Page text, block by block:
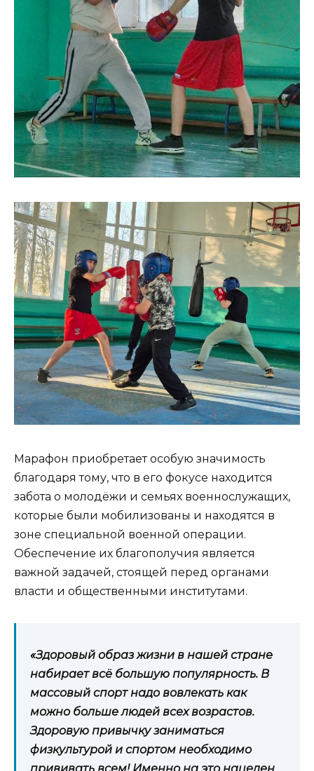
Марафон приобретает особую значимость
благодаря тому, что в его фокусе находится
забота о молодёжи и семьях военнослужащих,
которые были мобилизованы и находятся в
зоне специальной военной операции.
Обеспечение их благополучия является
важной задачей, стоящей перед органами
власти и общественными институтами.
«Здоровый образ жизни в нашей стране
набирает всё большую популярность. В
массовый спорт надо вовлекать как
можно больше людей всех возрастов.
Здоровую привычку заниматься
физкультурой и спортом необходимо